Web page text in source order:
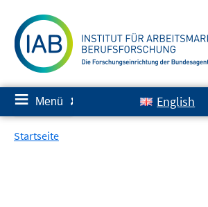
zum
Inhalt
≡ Menü ✘ English
Startseite